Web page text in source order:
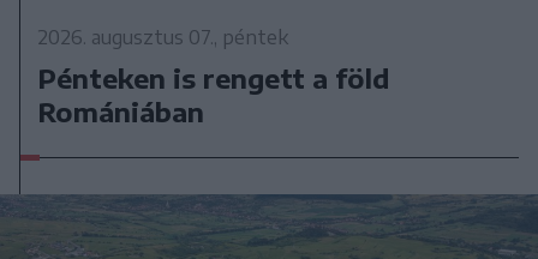
2026. augusztus 07., péntek
Pénteken is rengett a föld
Romániában